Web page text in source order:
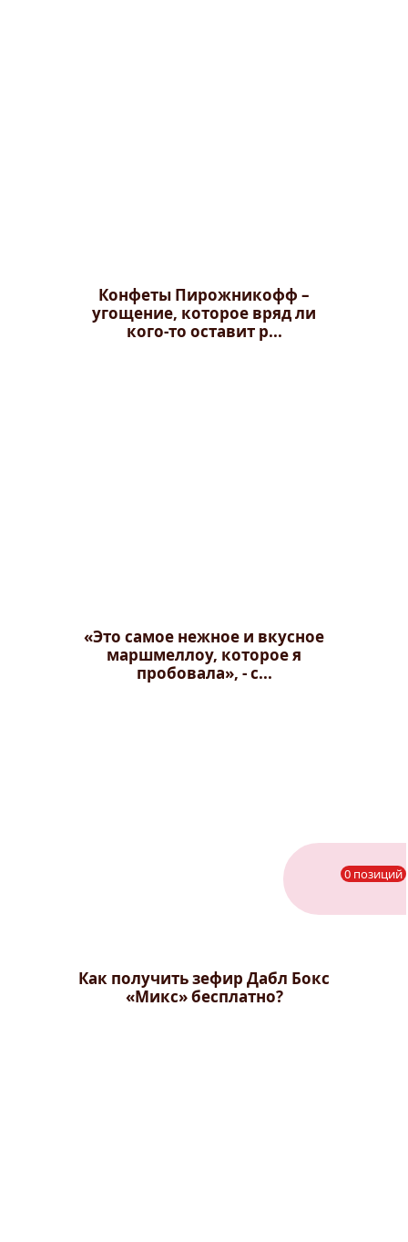
0 позиций
Конфеты Пирожникофф –
угощение, которое вряд ли
кого-то оставит р...
«Это самое нежное и вкусное
маршмеллоу, которое я
пробовала», - с...
Как получить зефир Дабл Бокс
«Микс» бесплатно?